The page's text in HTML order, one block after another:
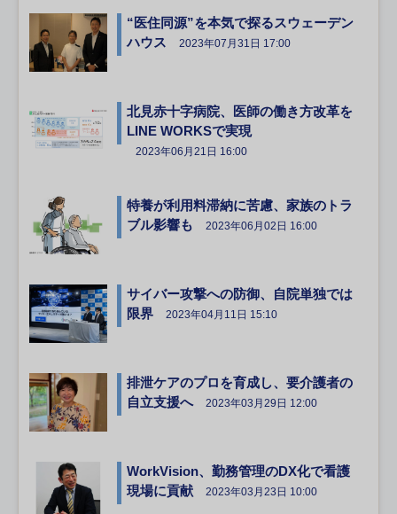
“医住同源”を本気で探るスウェーデン
ハウス
2023年07月31日 17:00
北見赤十字病院、医師の働き方改革を
LINE WORKSで実現
2023年06月21日 16:00
特養が利用料滞納に苦慮、家族のトラ
ブル影響も
2023年06月02日 16:00
サイバー攻撃への防御、自院単独では
限界
2023年04月11日 15:10
排泄ケアのプロを育成し、要介護者の
自立支援へ
2023年03月29日 12:00
WorkVision、勤務管理のDX化で看護
現場に貢献
2023年03月23日 10:00